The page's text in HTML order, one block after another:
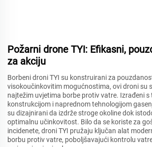
Požarni drone TYI: Efikasni,
za akciju
Borbeni droni TYI su konstruirani za
visokoučinkovitim mogućnostima, ovi droni su
najtežim uvjetima borbe protiv vatre. Izrađeni
konstrukcijom i naprednom tehnologijom
su dizajnirani da izdrže stroge okoline dok
optimalnu učinkovitost. Bilo da se koriste za
incidenete, droni TYI pružaju ključan alat
borbu protiv vatre, poboljšavajući kontrolu